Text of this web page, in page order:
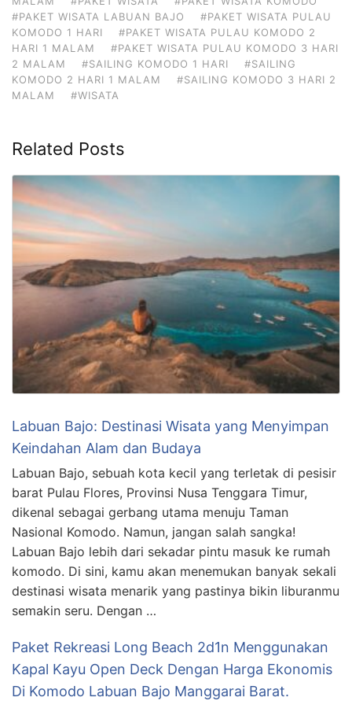
#PAKET WISATA LABUAN BAJO
#PAKET WISATA PULAU
KOMODO 1 HARI
#PAKET WISATA PULAU KOMODO 2
HARI 1 MALAM
#PAKET WISATA PULAU KOMODO 3 HARI
2 MALAM
#SAILING KOMODO 1 HARI
#SAILING
KOMODO 2 HARI 1 MALAM
#SAILING KOMODO 3 HARI 2
MALAM
#WISATA
Related Posts
Labuan Bajo: Destinasi Wisata yang Menyimpan
Keindahan Alam dan Budaya
Labuan Bajo, sebuah kota kecil yang terletak di pesisir
barat Pulau Flores, Provinsi Nusa Tenggara Timur,
dikenal sebagai gerbang utama menuju Taman
Nasional Komodo. Namun, jangan salah sangka!
Labuan Bajo lebih dari sekadar pintu masuk ke rumah
komodo. Di sini, kamu akan menemukan banyak sekali
destinasi wisata menarik yang pastinya bikin liburanmu
semakin seru. Dengan …
Paket Rekreasi Long Beach 2d1n Menggunakan
Kapal Kayu Open Deck Dengan Harga Ekonomis
Di Komodo Labuan Bajo Manggarai Barat.